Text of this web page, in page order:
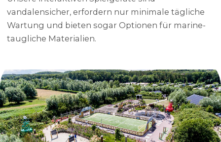
vandalensicher, erfordern nur minimale tägliche
Wartung und bieten sogar Optionen für marine-
taugliche Materialien.